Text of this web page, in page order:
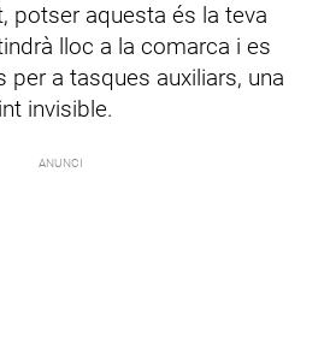
potser aquesta és la teva
lloc a la comarca i es
per a tasques auxiliars, una
invisible.